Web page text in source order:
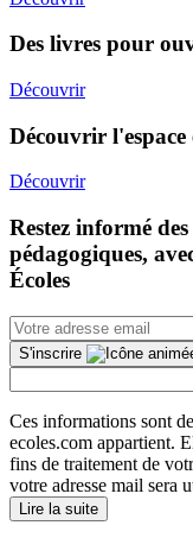
Des livres pour
Découvrir
Découvrir
Découvrir
Restez informé
pédagogiques,
Écoles
S'inscrire
Ces informations sont
ecoles.com appartient.
fins de traitement de
votre adresse mail sera
Lire la suite